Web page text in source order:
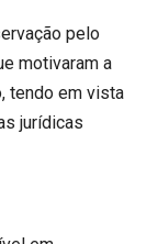
pelo
motivaram a
tendo em vista
jurídicas